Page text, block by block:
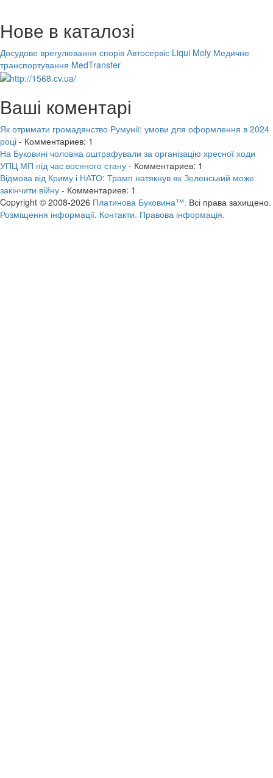
Нове в каталозі
Досудове врегулювання спорів Автосервіс Liqui Moly Медичне
транспортування MedTransfer
Ваші коментарі
Як отримати громадянство Румунії: умови для оформлення в 2024
році - Комментариев: 1
На Буковині чоловіка оштрафували за організацію хресної ходи
УПЦ МП під час воєнного стану - Комментариев: 1
Відмова від Криму і НАТО: Трамп натякнув як Зеленський може
закінчити війну - Комментариев: 1
Copyright © 2008-2026 Платинова Буковина™. Всі права захищено.
Розміщення інформації. Контакти. Правова інформація.